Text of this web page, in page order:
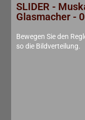
SLIDER -
Glasmacher -
Bewegen Sie den
so die Bildverteilung.